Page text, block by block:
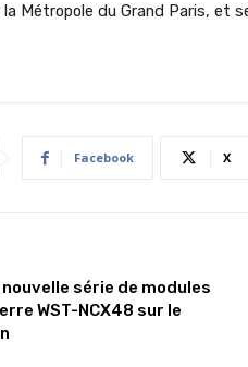
Métropole du Grand Paris, et
Facebook X
nouvelle série de modules
WST-NCX48 sur le